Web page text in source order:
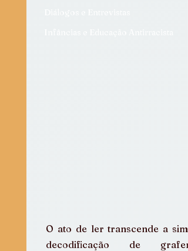
O ato de ler transcende a
decodificação de